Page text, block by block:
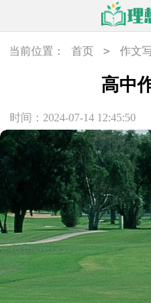
当前位置： 首页 > 作文
高中
时间：2024-07-14 12:45:50